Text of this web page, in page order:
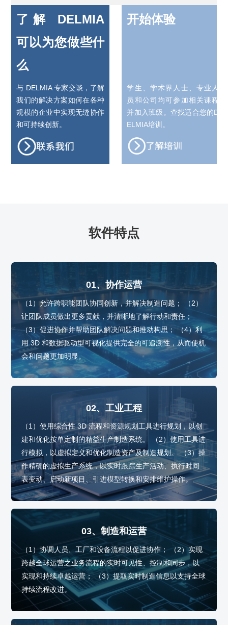
了解 DELMIA
可以为您做些什
么
开始体验
与 DELMIA 专家交谈，了解
我们的解决方案如何在各种
规模的企业中实现无缝协作
和可持续创新。
学生、学术界人士、专业人
员和公司均可参加相关课程
并加入班级。查找适合您的D
ELMIA培训。
软件特点
01、协作运营
（1）允许跨职能团队协同创新，并解决制造问题； （2）
让团队成员做出更多贡献，并清晰地了解行动和责任；
（3）促进协作并帮助团队解决问题和推动构思； （4）利
用 3D 和数据驱动型可视化提供完全的可追溯性，从而使机
会和问题更加明显。
02、工业工程
（1）使用综合性 3D 流程和资源规划工具进行规划，以创
建和优化按单定制的精益生产制造系统。 （2）使用工具进
行模拟，以虚拟定义和优化制造资产及制造规划。 （3）操
作精确的虚拟生产系统，以实时跟踪生产活动、执行时间
表变动、启动新项目、引进模型转换和安排维护操作。
03、制造和运营
（1）协调人员、工厂和设备流程以促进协作； （2）实现
跨越全球运营之业务流程的实时可见性、控制和同步，以
实现和持续卓越运营； （3）提取实时制造信息以支持全球
持续流程改进。